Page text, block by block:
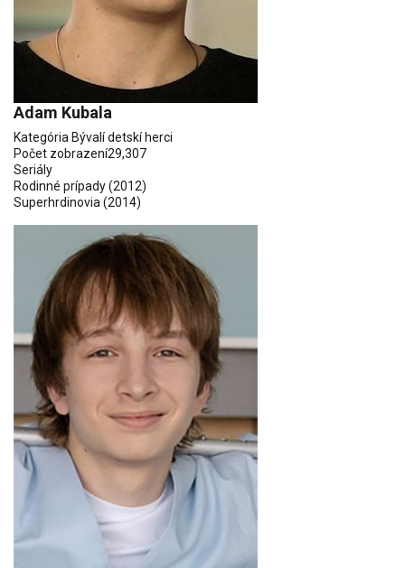
Adam Kubala
Kategória Bývalí detskí herci
Počet zobrazení29,307
Seriály
Rodinné prípady(2012)
Superhrdinovia(2014)